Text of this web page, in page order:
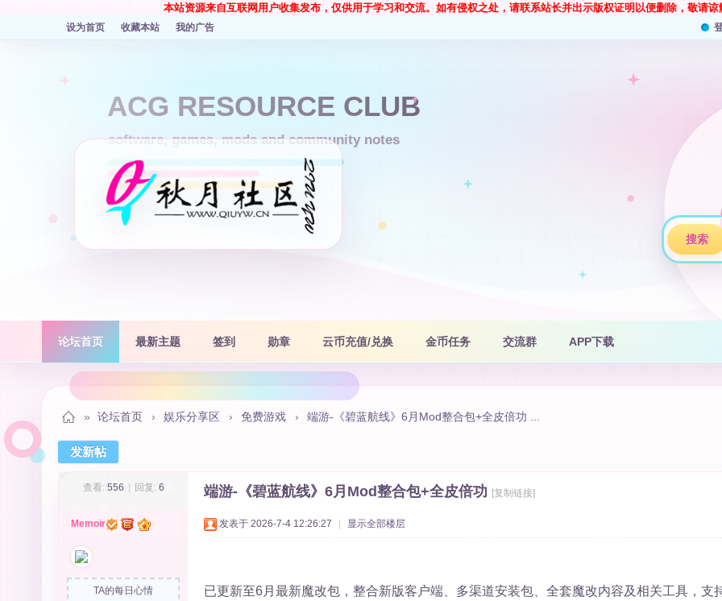
本站资源来自互联网用户收集发布，仅供用于学习和交流。如有侵权之处，请联系站长并出示版权证明以便删除，敬请谅
设为首页 收藏本站 我的广告
搜索
论坛首页 最新主题 签到 勋章 云币充值/兑换 金币任务 交流群 APP下载
» 论坛首页 › 娱乐分享区 › 免费游戏 › 端游-《碧蓝航线》6月Mod整合包+全皮倍功 ...
发新帖
查看: 556 回复: 6 端游-《碧蓝航线》6月Mod整合包+全皮倍功 [复制链接]
Memoir
TA的每日心情
发表于 2026-7-4 12:26:27 显示全部楼层
已更新至6月最新魔改包，整合新版客户端、多渠道安装包、全套魔改内容及相关工具，